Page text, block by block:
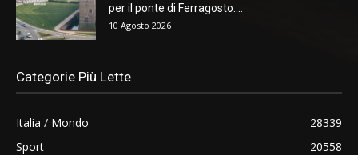
per il ponte di Ferragosto:...
10 Agosto 2026
Categorie Più Lette
Italia / Mondo
28339
Sport
20558